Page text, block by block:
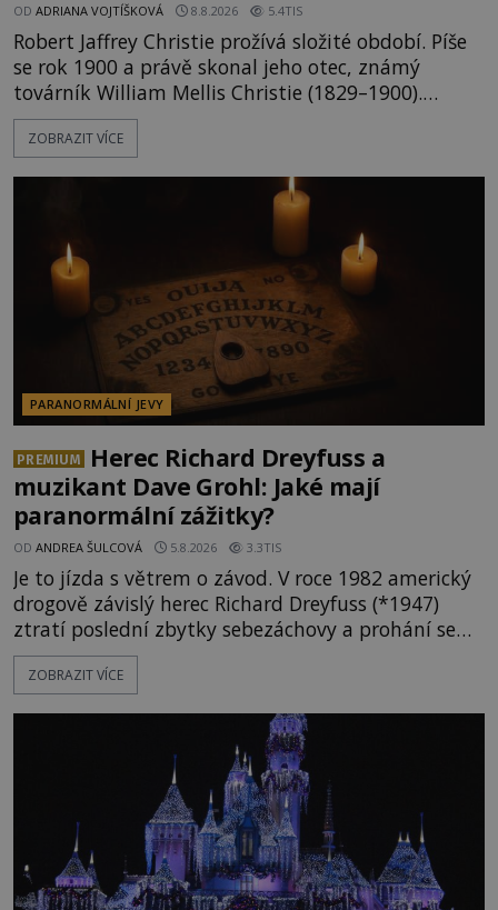
OD ADRIANA VOJTÍŠKOVÁ 8.8.2026 5.4TIS
Robert Jaffrey Christie prožívá složité období. Píše
se rok 1900 a právě skonal jeho otec, známý
továrník William Mellis Christie (1829–1900).
Smutná událost je ale doprovázena ohromným
dědictvím... Robertu připadne rodinné sídlo v
ta, na niž přijde Robert, by jen tak někoho
ZOBRAZIT VÍCE
PARANORMÁLNÍ JEVY
PREMIUM
Herec Richard Dreyfuss a
muzikant Dave Grohl: Jaké mají
paranormální zážitky?
OD ANDREA ŠULCOVÁ 5.8.2026 3.3TIS
Je to jízda s větrem o závod. V roce 1982 americký
drogově závislý herec Richard Dreyfuss (*1947)
ztratí poslední zbytky sebezáchovy a prohání se
po silnicích ve svém mercedesu jako utržený ze
řetězu. Vše vyvrcholí katastrofou, když to Dreyfuss
následně nalezne schovaný kokain. Tímto
momentem se slavnému
ZOBRAZIT VÍCE